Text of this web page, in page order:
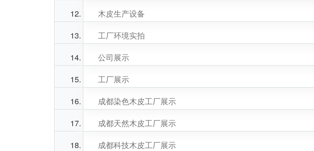
木皮生产设备
工厂环境实拍
公司展示
工厂展示
成都染色木皮工厂展示
成都天然木皮工厂展示
成都科技木皮工厂展示